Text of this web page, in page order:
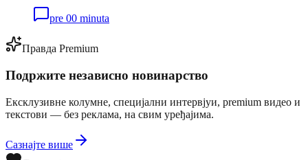
pre 00 minuta
Правда Premium
Подржите независно новинарство
Ексклузивне колумне, специјални интервјуи, premium видео и
текстови — без реклама, на свим уређајима.
Сазнајте више